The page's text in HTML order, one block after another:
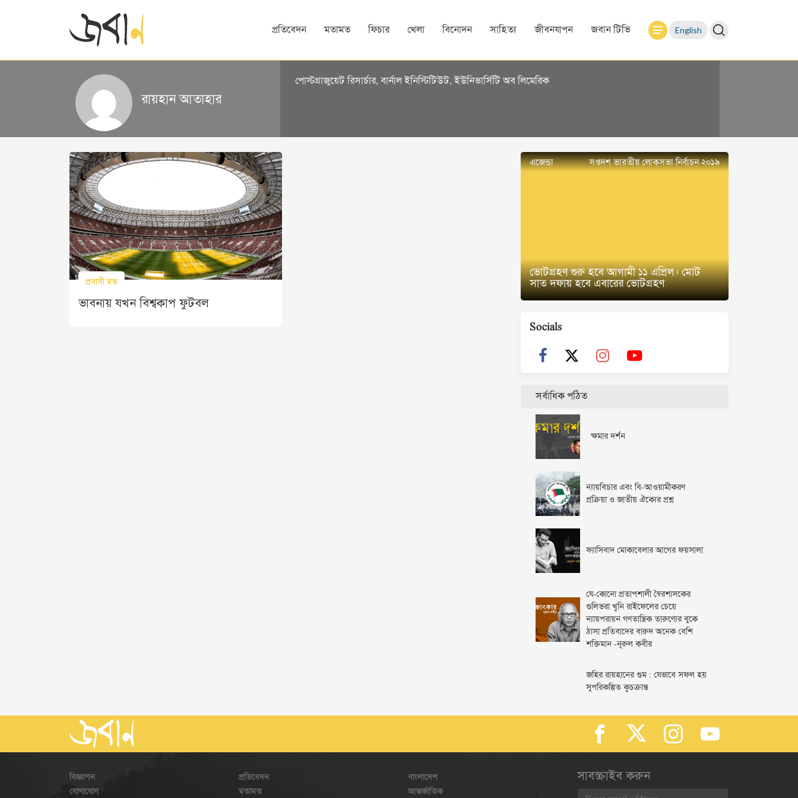
প্রতিবেদন মতামত ফিচার খেলা বিনোদন সাহিত্য জীবনযাপন জবান টিভি English
রায়হান আতাহার
পোস্টগ্রাজুয়েট রিসার্চার, বার্নাল ইনিস্টিটিউট, ইউনিভার্সিটি অব লিমেরিক
প্রবাসী মত
ভাবনায় যখন বিশ্বকাপ ফুটবল
এজেন্ডা সপ্তদশ ভারতীয় লোকসভা নির্বাচন ২০১৯
ভোটগ্রহণ শুরু হবে আগামী ১১ এপ্রিল। মোট
সাত দফায় হবে এবারের ভোটগ্রহণ
Socials
সর্বাধিক পঠিত
ক্ষমার দর্শন
ন্যায়বিচার এবং বি-আওয়ামীকরণ
প্রক্রিয়া ও জাতীয় ঐক্যের প্রশ্ন
ফ্যাসিবাদ মোকাবেলার আগের ফয়সালা
যে-কোনো প্রতাপশালী স্বৈরশাসকের
গুলিভরা খুনি রাইফেলের চেয়ে
ন্যায়পরায়ন গণতান্ত্রিক তারুণ্যের বুকে
ঠাসা প্রতিবাদের বারুদ অনেক বেশি
শক্তিমান -নূরুল কবীর
জহির রায়হানের গুম : যেভাবে সফল হয়
সুপরিকল্পিত কুচক্রান্ত
বিজ্ঞাপন
যোগাযোগ
প্রতিবেদন
মতামত
বাংলাদেশ
আন্তর্জাতিক
সাবস্ক্রাইব করুন